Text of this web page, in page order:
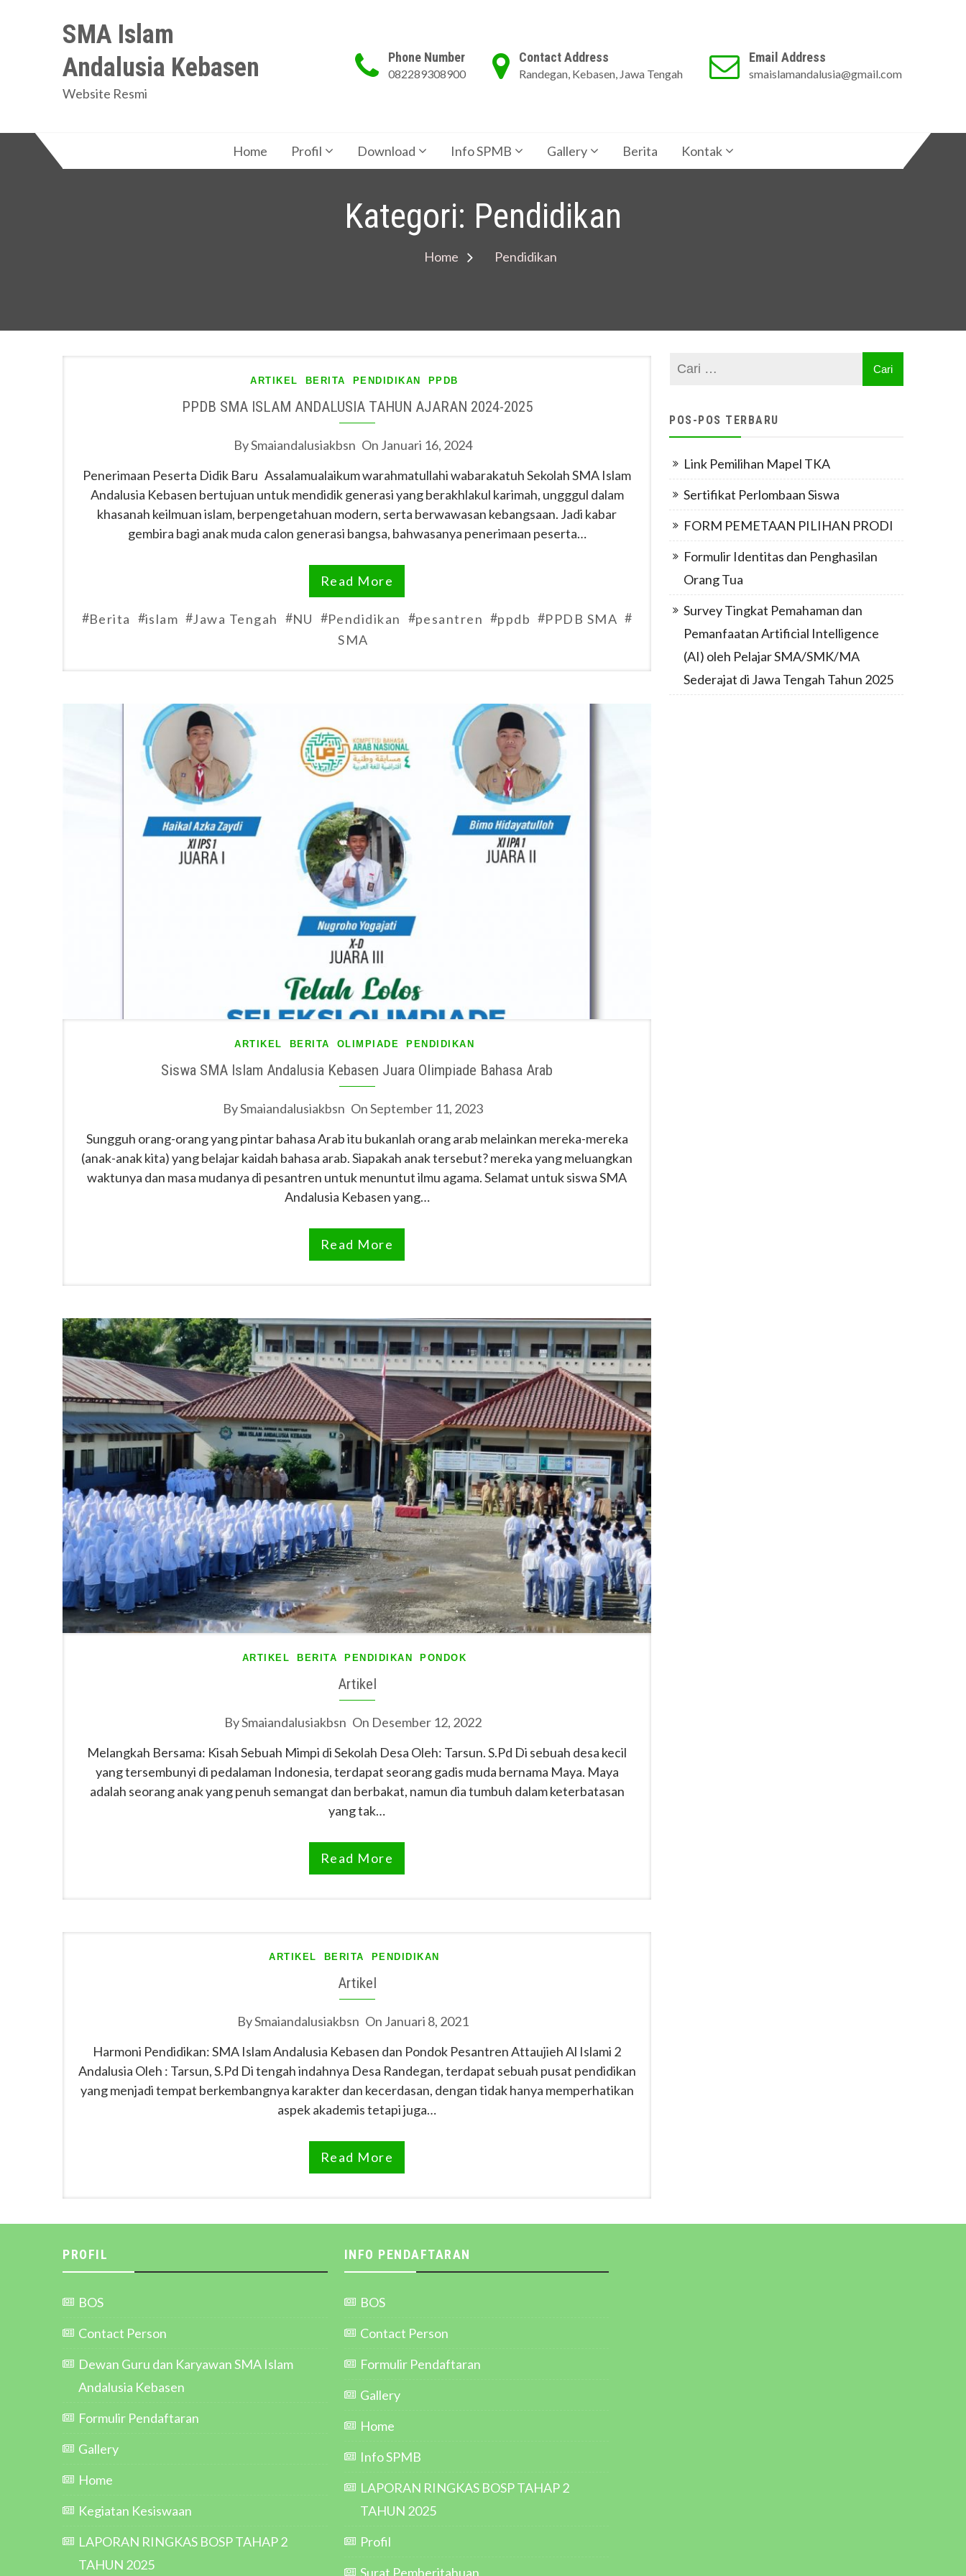
SMA Islam
Andalusia Kebasen
Website Resmi
Phone Number
082289308900
Contact Address
Randegan, Kebasen, Jawa Tengah
Email Address
smaislamandalusia@gmail.com
Home Profil Download Info SPMB Gallery Berita Kontak
Kategori: Pendidikan
Home Pendidikan
ARTIKEL BERITA PENDIDIKAN PPDB
PPDB SMA ISLAM ANDALUSIA TAHUN AJARAN 2024-2025
BySmaiandalusiakbsn On Januari 16, 2024
Penerimaan Peserta Didik Baru Assalamualaikum warahmatullahi wabarakatuh Sekolah SMA Islam
Andalusia Kebasen bertujuan untuk mendidik generasi yang berakhlakul karimah, ungggul dalam
khasanah keilmuan islam, berpengetahuan modern, serta berwawasan kebangsaan. Jadi kabar
gembira bagi anak muda calon generasi bangsa, bahwasanya penerimaan peserta…
Read More
#Berita #islam #Jawa Tengah #NU #Pendidikan #pesantren #ppdb #PPDB SMA #
SMA
ARTIKEL BERITA OLIMPIADE PENDIDIKAN
Siswa SMA Islam Andalusia Kebasen Juara Olimpiade Bahasa Arab
BySmaiandalusiakbsn OnSeptember 11, 2023
Sungguh orang-orang yang pintar bahasa Arab itu bukanlah orang arab melainkan mereka-mereka
(anak-anak kita) yang belajar kaidah bahasa arab. Siapakah anak tersebut? mereka yang meluangkan
waktunya dan masa mudanya di pesantren untuk menuntut ilmu agama. Selamat untuk siswa SMA
Andalusia Kebasen yang…
Read More
ARTIKEL BERITA PENDIDIKAN PONDOK
Artikel
BySmaiandalusiakbsn On Desember 12, 2022
Melangkah Bersama: Kisah Sebuah Mimpi di Sekolah Desa Oleh: Tarsun. S.Pd Di sebuah desa kecil
yang tersembunyi di pedalaman Indonesia, terdapat seorang gadis muda bernama Maya. Maya
adalah seorang anak yang penuh semangat dan berbakat, namun dia tumbuh dalam keterbatasan
yang tak…
Read More
ARTIKEL BERITA PENDIDIKAN
Artikel
BySmaiandalusiakbsn On Januari 8, 2021
Harmoni Pendidikan: SMA Islam Andalusia Kebasen dan Pondok Pesantren Attaujieh Al Islami 2
Andalusia Oleh : Tarsun, S.Pd Di tengah indahnya Desa Randegan, terdapat sebuah pusat pendidikan
yang menjadi tempat berkembangnya karakter dan kecerdasan, dengan tidak hanya memperhatikan
aspek akademis tetapi juga…
Read More
POS-POS TERBARU
Link Pemilihan Mapel TKA
Sertifikat Perlombaan Siswa
FORM PEMETAAN PILIHAN PRODI
Formulir Identitas dan Penghasilan
Orang Tua
Survey Tingkat Pemahaman dan
Pemanfaatan Artificial Intelligence
(AI) oleh Pelajar SMA/SMK/MA
Sederajat di Jawa Tengah Tahun 2025
PROFIL
BOS
Contact Person
Dewan Guru dan Karyawan SMA Islam
Andalusia Kebasen
Formulir Pendaftaran
Gallery
Home
Kegiatan Kesiswaan
LAPORAN RINGKAS BOSP TAHAP 2
TAHUN 2025
INFO PENDAFTARAN
BOS
Contact Person
Formulir Pendaftaran
Gallery
Home
Info SPMB
LAPORAN RINGKAS BOSP TAHAP 2
TAHUN 2025
Profil
Surat Pemberitahuan